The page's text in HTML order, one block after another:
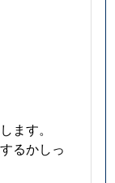
ます。
るかしっ